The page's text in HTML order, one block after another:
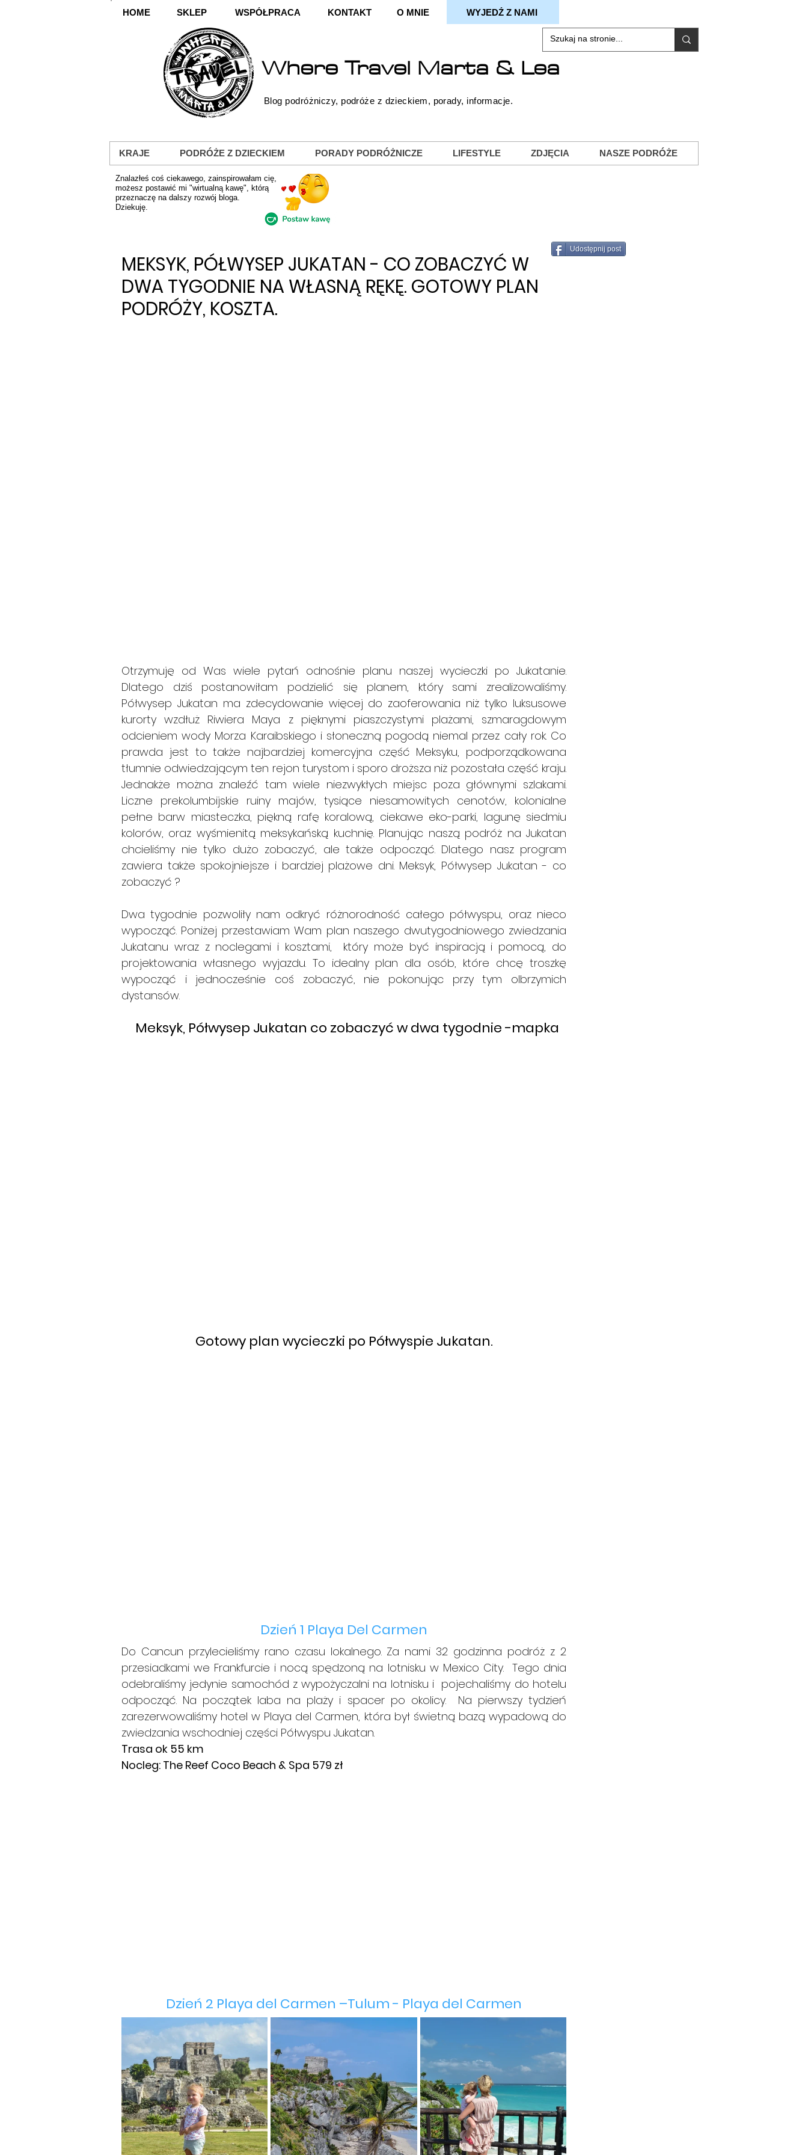
HOME SKLEP WSPÓŁPRACA KONTAKT O MNIE WYJEDŹ Z NAMI
WhereTravel Marta & Lea
Blog podróżniczy, podróże z dzieckiem, porady, informacje.
KRAJE PODRÓŻE Z DZIECKIEM PORADY PODRÓŻNICZE LIFESTYLE ZDJĘCIA NASZE PODRÓŻE
Znalazłeś coś ciekawego, zainspirowałam cię,
możesz postawić mi "wirtualną kawę", którą
przeznaczę na dalszy rozwój bloga.
Dziekuję.
MEKSYK, PÓŁWYSEP JUKATAN - CO ZOBACZYĆ W
DWA TYGODNIE NA WŁASNĄ RĘKĘ. GOTOWY PLAN
PODRÓŻY, KOSZTA.
Otrzymuję od Was wiele pytań odnośnie planu naszej wycieczki po Jukatanie.
Dlatego dziś postanowiłam podzielić się planem, który sami zrealizowaliśmy.
Półwysep Jukatan ma zdecydowanie więcej do zaoferowania niż tylko luksusowe
kurorty wzdłuż Riwiera Maya z pięknymi piaszczystymi plażami, szmaragdowym
odcieniem wody Morza Karaibskiego i słoneczną pogodą niemal przez cały rok. Co
prawda jest to także najbardziej komercyjna część Meksyku, podporządkowana
tłumnie odwiedzającym ten rejon turystom i sporo droższa niż pozostała część kraju.
Jednakże można znaleźć tam wiele niezwykłych miejsc poza głównymi szlakami.
Liczne prekolumbijskie ruiny majów, tysiące niesamowitych cenotów, kolonialne
pełne barw miasteczka, piękną rafę koralową, ciekawe eko-parki, lagunę siedmiu
kolorów, oraz wyśmienitą meksykańską kuchnię. Planując naszą podróż na Jukatan
chcieliśmy nie tylko dużo zobaczyć, ale także odpocząć. Dlatego nasz program
zawiera także spokojniejsze i bardziej plażowe dni. Meksyk, Półwysep Jukatan - co
zobaczyć ?
Dwa tygodnie pozwoliły nam odkryć różnorodność całego półwyspu, oraz nieco
wypocząć. Poniżej przestawiam Wam plan naszego dwutygodniowego zwiedzania
Jukatanu wraz z noclegami i kosztami,  który może być inspiracją i pomocą, do
projektowania własnego wyjazdu. To idealny plan dla osób, które chcę troszkę
wypocząć i jednocześnie coś zobaczyć, nie pokonując przy tym olbrzymich
dystansów.
  Meksyk, Półwysep Jukatan co zobaczyć w dwa tygodnie -mapka
Gotowy plan wycieczki po Półwyspie Jukatan.
Dzień 1 Playa Del Carmen
Do Cancun przylecieliśmy rano czasu lokalnego. Za nami 32 godzinna podróż z 2
przesiadkami we Frankfurcie i nocą spędzoną na lotnisku w Mexico City.  Tego dnia
odebraliśmy jedynie samochód z wypożyczalni na lotnisku i  pojechaliśmy do hotelu
odpocząć. Na początek laba na plaży i spacer po okolicy.  Na pierwszy tydzień
zarezerwowaliśmy hotel w Playa del Carmen, która był świetną bazą wypadową do
zwiedzania wschodniej części Półwyspu Jukatan.
Trasa ok 55 km
Nocleg: The Reef Coco Beach & Spa 579 zł
Dzień 2 Playa del Carmen –Tulum - Playa del Carmen
Udostępnij post